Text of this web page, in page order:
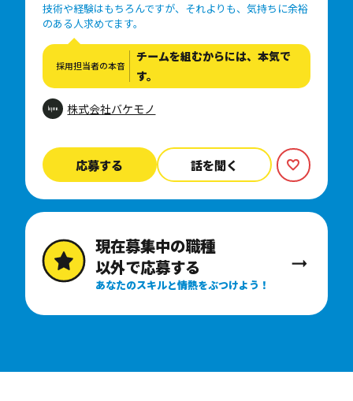
技術や経験はもちろんですが、それよりも、気持ちに余裕
のある人求めてます。
採用担当者の本音
チームを組むからには、本気で
す。
株式会社バケモノ
応募する 話を聞く
現在募集中の職種
以外で応募する
あなたのスキルと情熱をぶつけよう！